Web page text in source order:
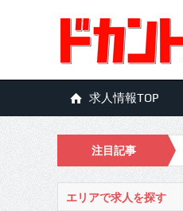
求人情報TOP
注目記事
エリアで求人を探す